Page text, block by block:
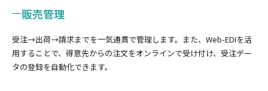
販売管理
受注→出荷→請求までを一気通貫で管理します。また、Web-EDIを活
用することで、得意先からの注文をオンラインで受け付け、受注デー
タの登録を自動化できます。